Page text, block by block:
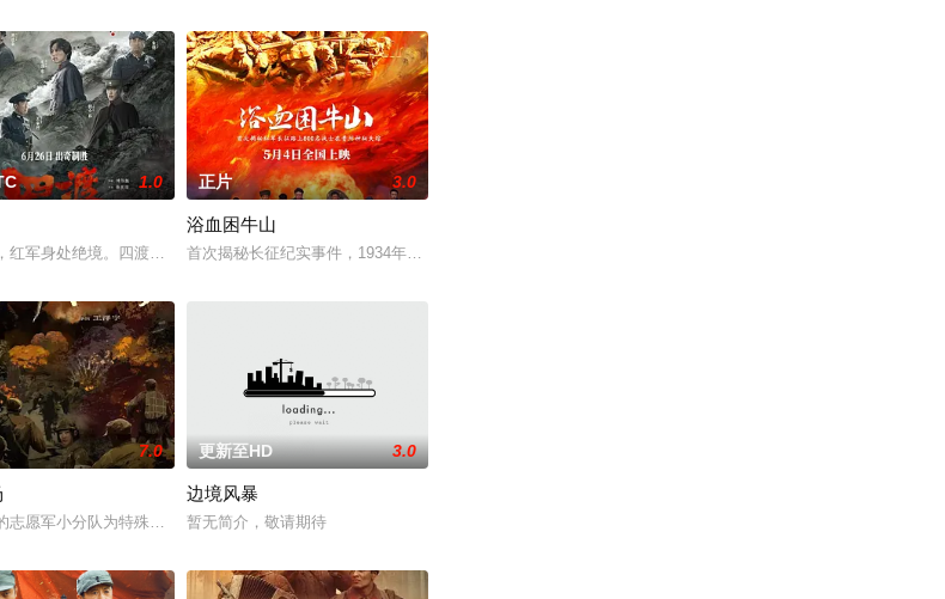
四方，后得八路军指点决心投身革命。日军欲诱杀高胜男，她孤身赴战舍命换乡亲周全。千钧一发间，八路军突
战火摧残的比利时敌后，他凭借机智、训练和一台破损的无线电，努力躲避被俘并设法与部队取得联系以求生存.
1.0
红军身处绝境。四渡赤水堪称红军的绝地反击之战。在毛泽东（刘烨 饰）的带领下，红军一渡赤水时形势所迫、实属无奈；二渡赤水出
正片 3.0
浴血困牛山
首次揭秘长征纪实事件，1934年中央苏区第五次反围剿失败，红六军团奉命西征，进入贵州石阡，一场战役
用 “军民一心” 的壮阔叙事诠释沂蒙精神。
饰）的故事，以及他在特洛伊战争后10年的回家之旅。
7.0
志愿军小分队为特殊任务逆行重返战场，为完成使命与强敌血战几近全军覆没。
更新至HD 3.0
边境风暴
暂无简介，敬请期待